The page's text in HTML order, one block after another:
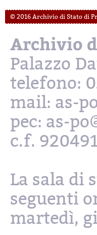
© 2016 Archivio di Stato di
Archivio
Palazzo
telefono:
mail: as-
pec: as-
c.f.
La sala di
seguenti
martedì,